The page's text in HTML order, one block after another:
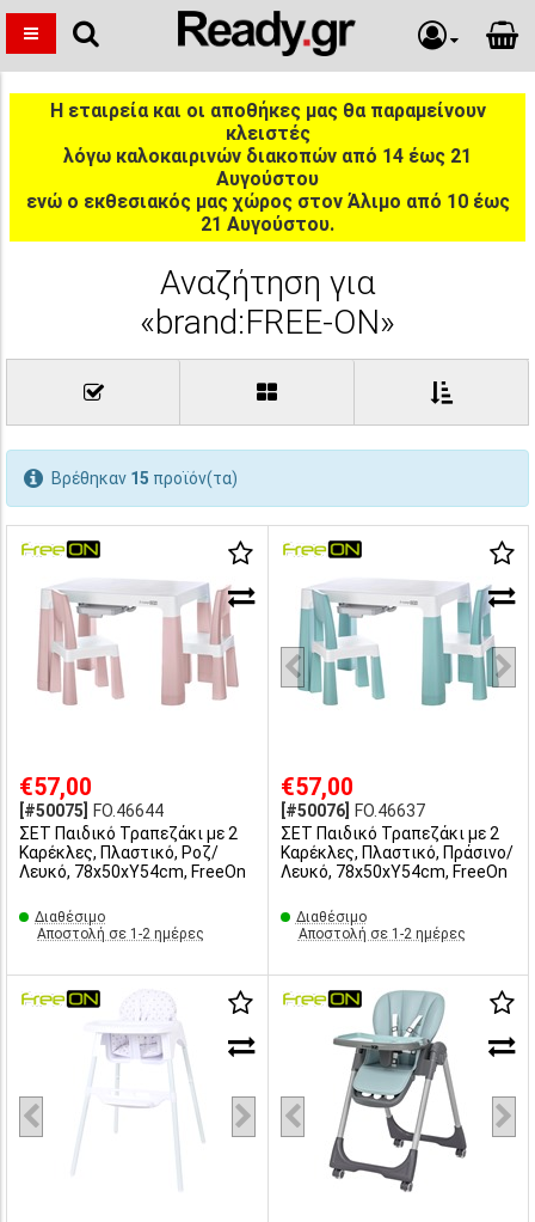
Η εταιρεία και οι αποθήκες μας θα παραμείνουν
κλειστές
λόγω καλοκαιρινών διακοπών από 14 έως 21
Αυγούστου
ενώ ο εκθεσιακός μας χώρος στον Άλιμο από 10 έως
21 Αυγούστου.
Αναζήτηση για
«brand:FREE-ON»
Βρέθηκαν 15 προϊόν(τα)
€57,00
[#50075]
FO.46644
ΣΕΤ Παιδικό Τραπεζάκι με 2
Καρέκλες, Πλαστικό, Ροζ/
Λευκό, 78x50xΥ54cm, FreeOn
Διαθέσιμο
Αποστολή σε 1-2 ημέρες
€57,00
[#50076]
FO.46637
ΣΕΤ Παιδικό Τραπεζάκι με 2
Καρέκλες, Πλαστικό, Πράσινο/
Λευκό, 78x50xΥ54cm, FreeOn
Διαθέσιμο
Αποστολή σε 1-2 ημέρες